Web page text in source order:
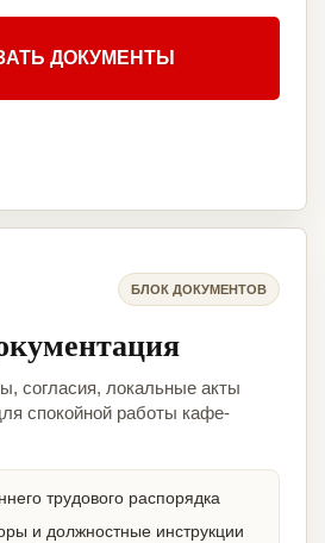
ДОКУМЕНТЫ
БЛОК ДОКУМЕНТОВ
согласия, локальные акты
спокойной работы кафе-
трудового распорядка
и должностные инструкции